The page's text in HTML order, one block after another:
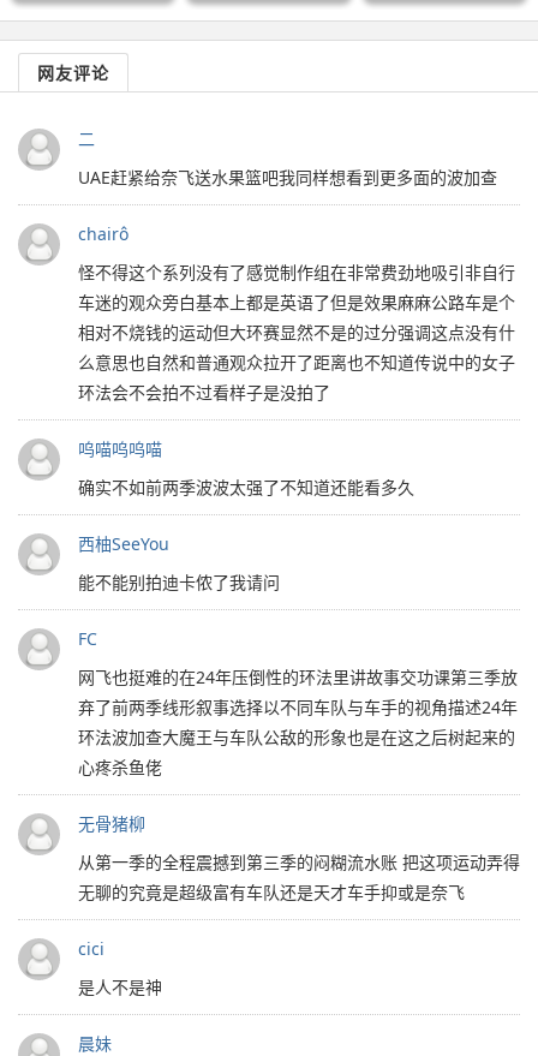
网友评论
二
UAE赶紧给奈飞送水果篮吧我同样想看到更多面的波加查
chairô
怪不得这个系列没有了感觉制作组在非常费劲地吸引非自行
车迷的观众旁白基本上都是英语了但是效果麻麻公路车是个
相对不烧钱的运动但大环赛显然不是的过分强调这点没有什
么意思也自然和普通观众拉开了距离也不知道传说中的女子
环法会不会拍不过看样子是没拍了
呜喵呜呜喵
确实不如前两季波波太强了不知道还能看多久
西柚SeeYou
能不能别拍迪卡侬了我请问
FC
网飞也挺难的在24年压倒性的环法里讲故事交功课第三季放
弃了前两季线形叙事选择以不同车队与车手的视角描述24年
环法波加查大魔王与车队公敌的形象也是在这之后树起来的
心疼杀鱼佬
无骨猪柳
从第一季的全程震撼到第三季的闷糊流水账 把这项运动弄得
无聊的究竟是超级富有车队还是天才车手抑或是奈飞
cici
是人不是神
晨妹